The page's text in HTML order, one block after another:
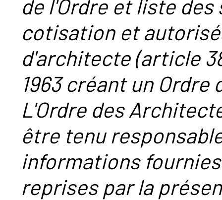
de l'Ordre et liste
cotisation et
d'architecte (article
1963 créant un
L'Ordre des
être tenu
informations
reprises par la